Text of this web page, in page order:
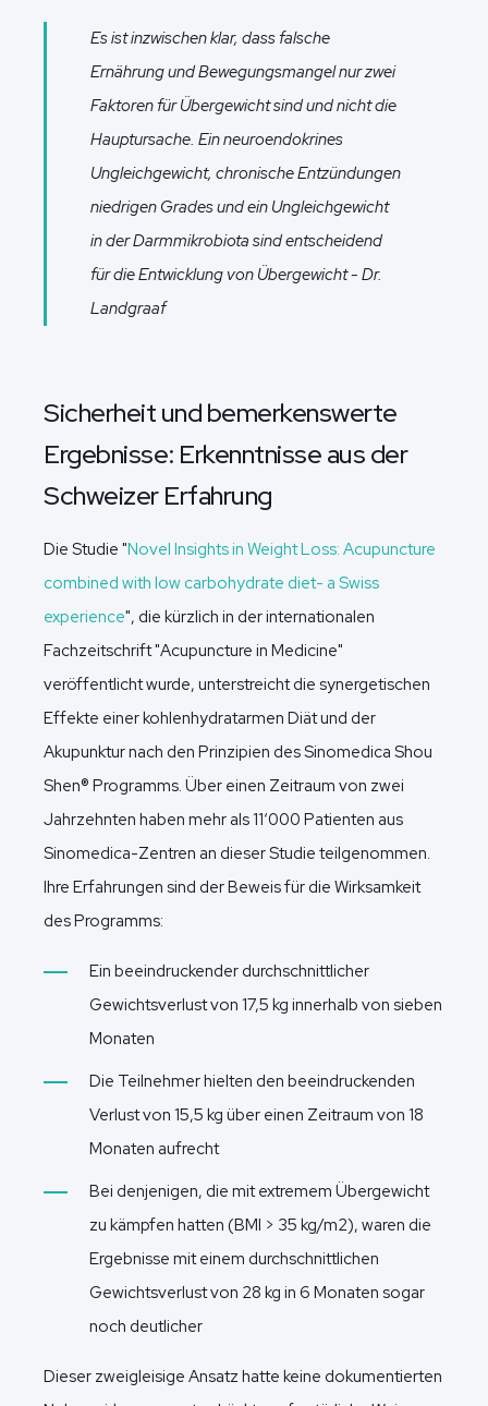
Es ist inzwischen klar, dass falsche
Ernährung und Bewegungsmangel nur zwei
Faktoren für Übergewicht sind und nicht die
Hauptursache. Ein neuroendokrines
Ungleichgewicht, chronische Entzündungen
niedrigen Grades und ein Ungleichgewicht
in der Darmmikrobiota sind entscheidend
für die Entwicklung von Übergewicht - Dr.
Landgraaf
Sicherheit und bemerkenswerte
Ergebnisse: Erkenntnisse aus der
Schweizer Erfahrung
Die Studie "Novel Insights in Weight Loss: Acupuncture
combined with low carbohydrate diet- a Swiss
experience", die kürzlich in der internationalen
Fachzeitschrift "Acupuncture in Medicine"
veröffentlicht wurde, unterstreicht die synergetischen
Effekte einer kohlenhydratarmen Diät und der
Akupunktur nach den Prinzipien des Sinomedica Shou
Shen® Programms. Über einen Zeitraum von zwei
Jahrzehnten haben mehr als 11‘000 Patienten aus
Sinomedica-Zentren an dieser Studie teilgenommen.
Ihre Erfahrungen sind der Beweis für die Wirksamkeit
des Programms:
Ein beeindruckender durchschnittlicher
Gewichtsverlust von 17,5 kg innerhalb von sieben
Monaten
Die Teilnehmer hielten den beeindruckenden
Verlust von 15,5 kg über einen Zeitraum von 18
Monaten aufrecht
Bei denjenigen, die mit extremem Übergewicht
zu kämpfen hatten (BMI > 35 kg/m2), waren die
Ergebnisse mit einem durchschnittlichen
Gewichtsverlust von 28 kg in 6 Monaten sogar
noch deutlicher
Dieser zweigleisige Ansatz hatte keine dokumentierten